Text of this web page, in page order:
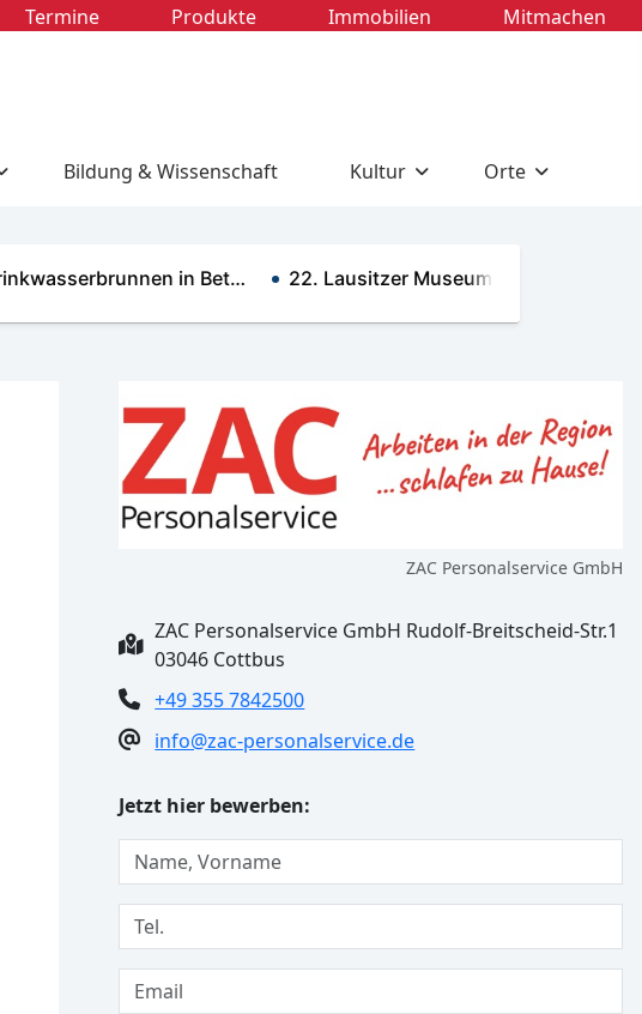
Termine Produkte Immobilien Mitmachen
Bildung & Wissenschaft Kultur Orte
in Bet… 22. Lausitzer Museumsnächte
ZAC Personalservice GmbH
ZAC Personalservice GmbH Rudolf-Breitscheid-Str.1
03046 Cottbus
+49 355 7842500
info@zac-personalservice.de
Jetzt hier bewerben: